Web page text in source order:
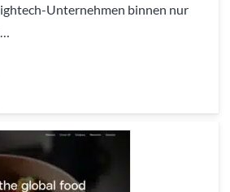
Unternehmen binnen nur